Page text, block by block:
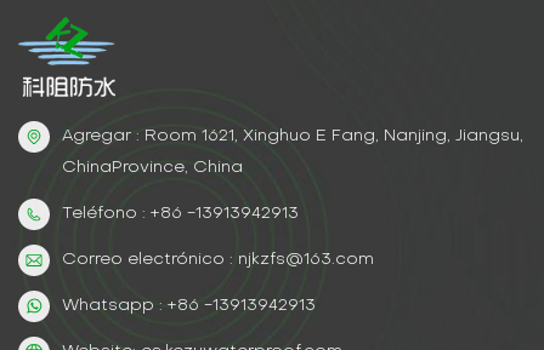
partícula de 50 nm) mejora la resistencia al desgaste
Datos de verificación industrial En el experimento
acelerado que simula el rango de mareas, las
muestras de lodo aceitoso experimentaron: Después
de 300 ciclos secos y húmedos, la tasa de retención
de 2.000 horas de envejecimiento UV, el alargamiento
Agregar : Room 1621, Xinghuo E Fang, Nanjing, Jiangsu,
ChinaProvince, China
Teléfono : +86 -13913942913
Correo electrónico : njkzfs@163.com
Whatsapp : +86 -13913942913